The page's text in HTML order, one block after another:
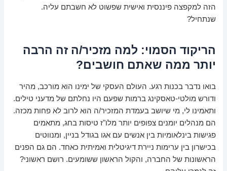
הזה למקפצה פיננסית ואישית שפשוט לא חשבתם עליה.
שנתחיל?
הריקוד הסמוי: למה מזכיר/ה זה הרבה
יותר ממה שאתם חושבים?
בואו נדבר בכנות רגע. העולם העסקי של ימינו הוא מורכב, מהיר
ודורש מולטי-טאסקינג ברמות שפעם היו נחלתם של מדעני טילים.
ותאמינו לי, מי שיושב בעמדת המזכיר/ה הוא לרוב לא פחות מכזה.
הם מנהלים יומנים צפופים יותר מלו"ז טיסות בחג, מתאמים
פגישות בינלאומיות בין אנשים עם אגו בגודל בניין, ומנווטים
בכישרון בין ערימות ניירת דיגיטלית ואמיתית כאחד. הם גם הפנים
הראשונות של החברה, והקול הראשון ששומעים. רושם ראשוני?